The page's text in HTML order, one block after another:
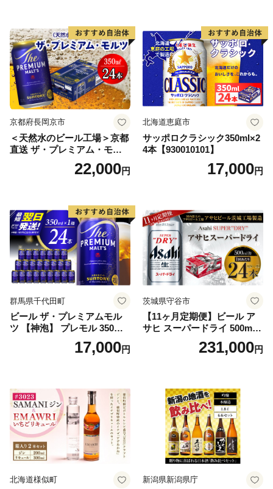
口 送料無料 カメイ 本宮市
【07214-0206】
京都府長岡京市
＜天然水のビール工場＞京都
直送 ザ・プレミアム・モル
ツ 350ml×24本 プレモル [149
22,000円
北海道恵庭市
サッポロクラシック350ml×2
4本【930010101】
17,000円
群馬県千代田町
ビール ザ・プレミアムモル
ツ 【神泡】 プレモル 350ml
× 24本 サントリー〈天然水の
ビール工場〉群馬※沖縄・離
17,000円
茨城県守谷市
【11ヶ月定期便】ビール ア
サヒ スーパードライ 500ml 2
4本 1ケース×11ヶ月 | アサヒ
ビール 究極の辛口 酒 お酒 ア
uper dry 11回 缶ビール 缶 ギ
フト 内祝い 茨城県守谷市 送
料無料
231,000円
北海道様似町 新潟県新潟県庁